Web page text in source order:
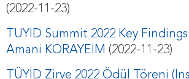
(2022-11-23)
TUYID Summit 2022 Key
Amani KORAYEIM (2022-11-23)
TÜYİD Zirve 2022 Ödül Töreni